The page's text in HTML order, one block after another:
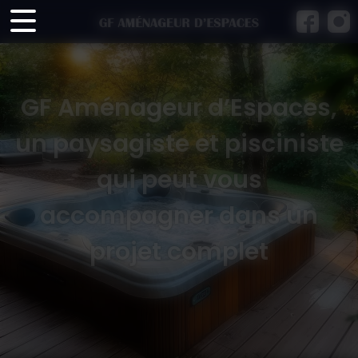
Panneau de gestion des cookies
GF Aménageur d’Espaces,
un paysagiste et pisciniste
qui peut vous
accompagner dans un
projet complet